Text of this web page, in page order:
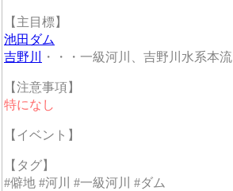
【主目標】
池田ダム
吉野川
・・・一級河川、吉野川水系本流
【注意事項】
特になし
【イベント】
【タグ】
#僻地 #河川 #一級河川 #ダム